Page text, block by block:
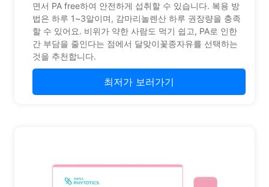
면서 PA free하여 안전하게 섭취할 수 있습니다. 복용 방
법은 하루 1~3알이며, 감마리놀렌산 하루 권장량을 충족
할 수 있어요. 비위가 약한 사람도 먹기 쉽고, PA로 인한
간 부담을 줄인다는 점에서 달맞이꽃종자유를 선택하는
것을 추천합니다.
최저가 보러가기